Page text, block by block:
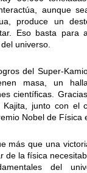
aunque
produce un
Eso basta para
universo.
del Super-
masa, un
científicas.
Kajita, junto con el
Nobel de Física
más que una
de la física
del